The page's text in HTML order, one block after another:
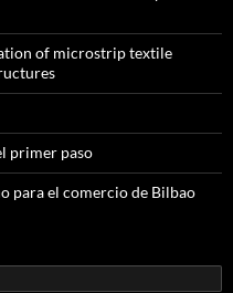
of microstrip textile
primer paso
para el comercio de Bilbao